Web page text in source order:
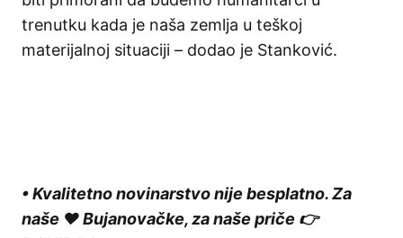
trenutku kada je naša zemlja u teškoj
materijalnoj situaciji – dodao je Stanković.
• Kvalitetno novinarstvo nije besplatno. Za
naše ❤️ Bujanovačke, za naše priče 👉